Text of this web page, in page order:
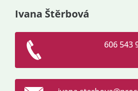
Ivana Štěrbová
606 543